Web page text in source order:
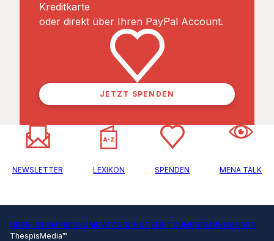
Kreditkarte
oder direkt über Ihren PayPal Account.
JETZT SPENDEN
NEWSLETTER LEXIKON SPENDEN MENA TALK
ÜBER UNSIMPRESSUMDATENSCHUTZNUTZUNGSBEDINGUNGEN
ThespisMedia™